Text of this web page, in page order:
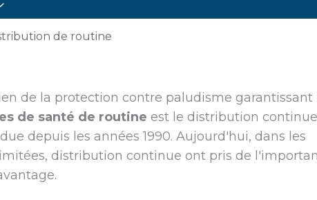
de routine
de la protection contre paludisme garantissant
de santé de routine est le distribution
depuis les années 1990. Aujourd'hui, dans les
distribution continue ont pris de